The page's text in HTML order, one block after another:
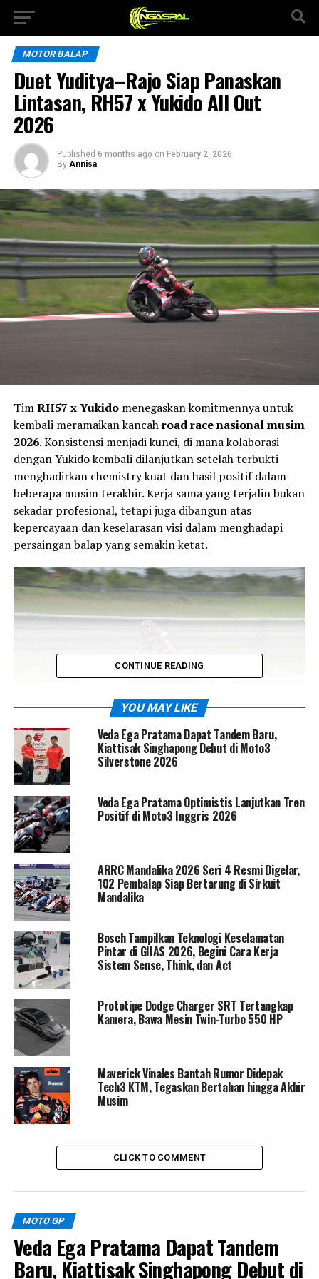
MOTOR BALAP
Duet Yuditya–Rajo Siap Panaskan
Lintasan, RH57 x Yukido All Out
2026
Published 6 months ago on February 2, 2026
By Annisa
TimRH57 x Yukidomenegaskan komitmennya untuk
kembali meramaikan kancahroad race nasional musim
2026. Konsistensi menjadi kunci, di mana kolaborasi
dengan Yukido kembali dilanjutkan setelah terbukti
menghadirkan chemistry kuat dan hasil positif dalam
beberapa musim terakhir. Kerja sama yang terjalin bukan
sekadar profesional, tetapi juga dibangun atas
kepercayaan dan keselarasan visi dalam menghadapi
persaingan balap yang semakin ketat.
Bayu Ucil, owner RH57 x Yukido, menegaskan bahwa tim
memilih untuk tidak melakukan perubahan besar dalam
struktur skuad. Formasi yang sudah solid sepanjang
musim 2025 dipertahankan sepenuhnya, baik dari sisi
pembalap maupun kru teknis. Menurutnya, menjaga
“pasangan lama” justru menjadi langkah strategis untuk
meningkatkan kualitas dan konsistensi performa di
lintasan.
“Musim ini kami tetap dengan skuad yang sama.
Pembalap dan mekanik tidak berubah, karena kami
percaya chemistry yang sudah terbentuk akan membuat
tim semakin matang,” ungkap Bayu Ucil.
(JRC)menjadi fokus utama RH57 x Yukido pada musim
2026. Meski demikian, peluang tampil di kejuaraan
bergengsi lain masih terbuka, termasuk ajang
SuperPrix, yang akan dipertimbangkan sesuai dengan
situasi dan kesiapan tim ke depan. Dukungan Bayu Ucil
CONTINUE READING
YOU MAY LIKE
Veda Ega Pratama Dapat Tandem Baru,
Kiattisak Singhapong Debut di Moto3
Silverstone 2026
Veda Ega Pratama Optimistis Lanjutkan Tren
Positif di Moto3 Inggris 2026
ARRC Mandalika 2026 Seri 4 Resmi Digelar,
102 Pembalap Siap Bertarung di Sirkuit
Mandalika
Bosch Tampilkan Teknologi Keselamatan
Pintar di GIIAS 2026, Begini Cara Kerja
Sistem Sense, Think, dan Act
Prototipe Dodge Charger SRT Tertangkap
Kamera, Bawa Mesin Twin-Turbo 550 HP
Maverick Vinales Bantah Rumor Didepak
Tech3 KTM, Tegaskan Bertahan hingga Akhir
Musim
CLICK TO COMMENT
MOTO GP
Veda Ega Pratama Dapat Tandem
Baru, Kiattisak Singhapong Debut di